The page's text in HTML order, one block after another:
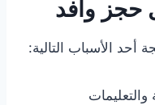
حجز وافد
أحد الأسباب التالية:
والتعليمات